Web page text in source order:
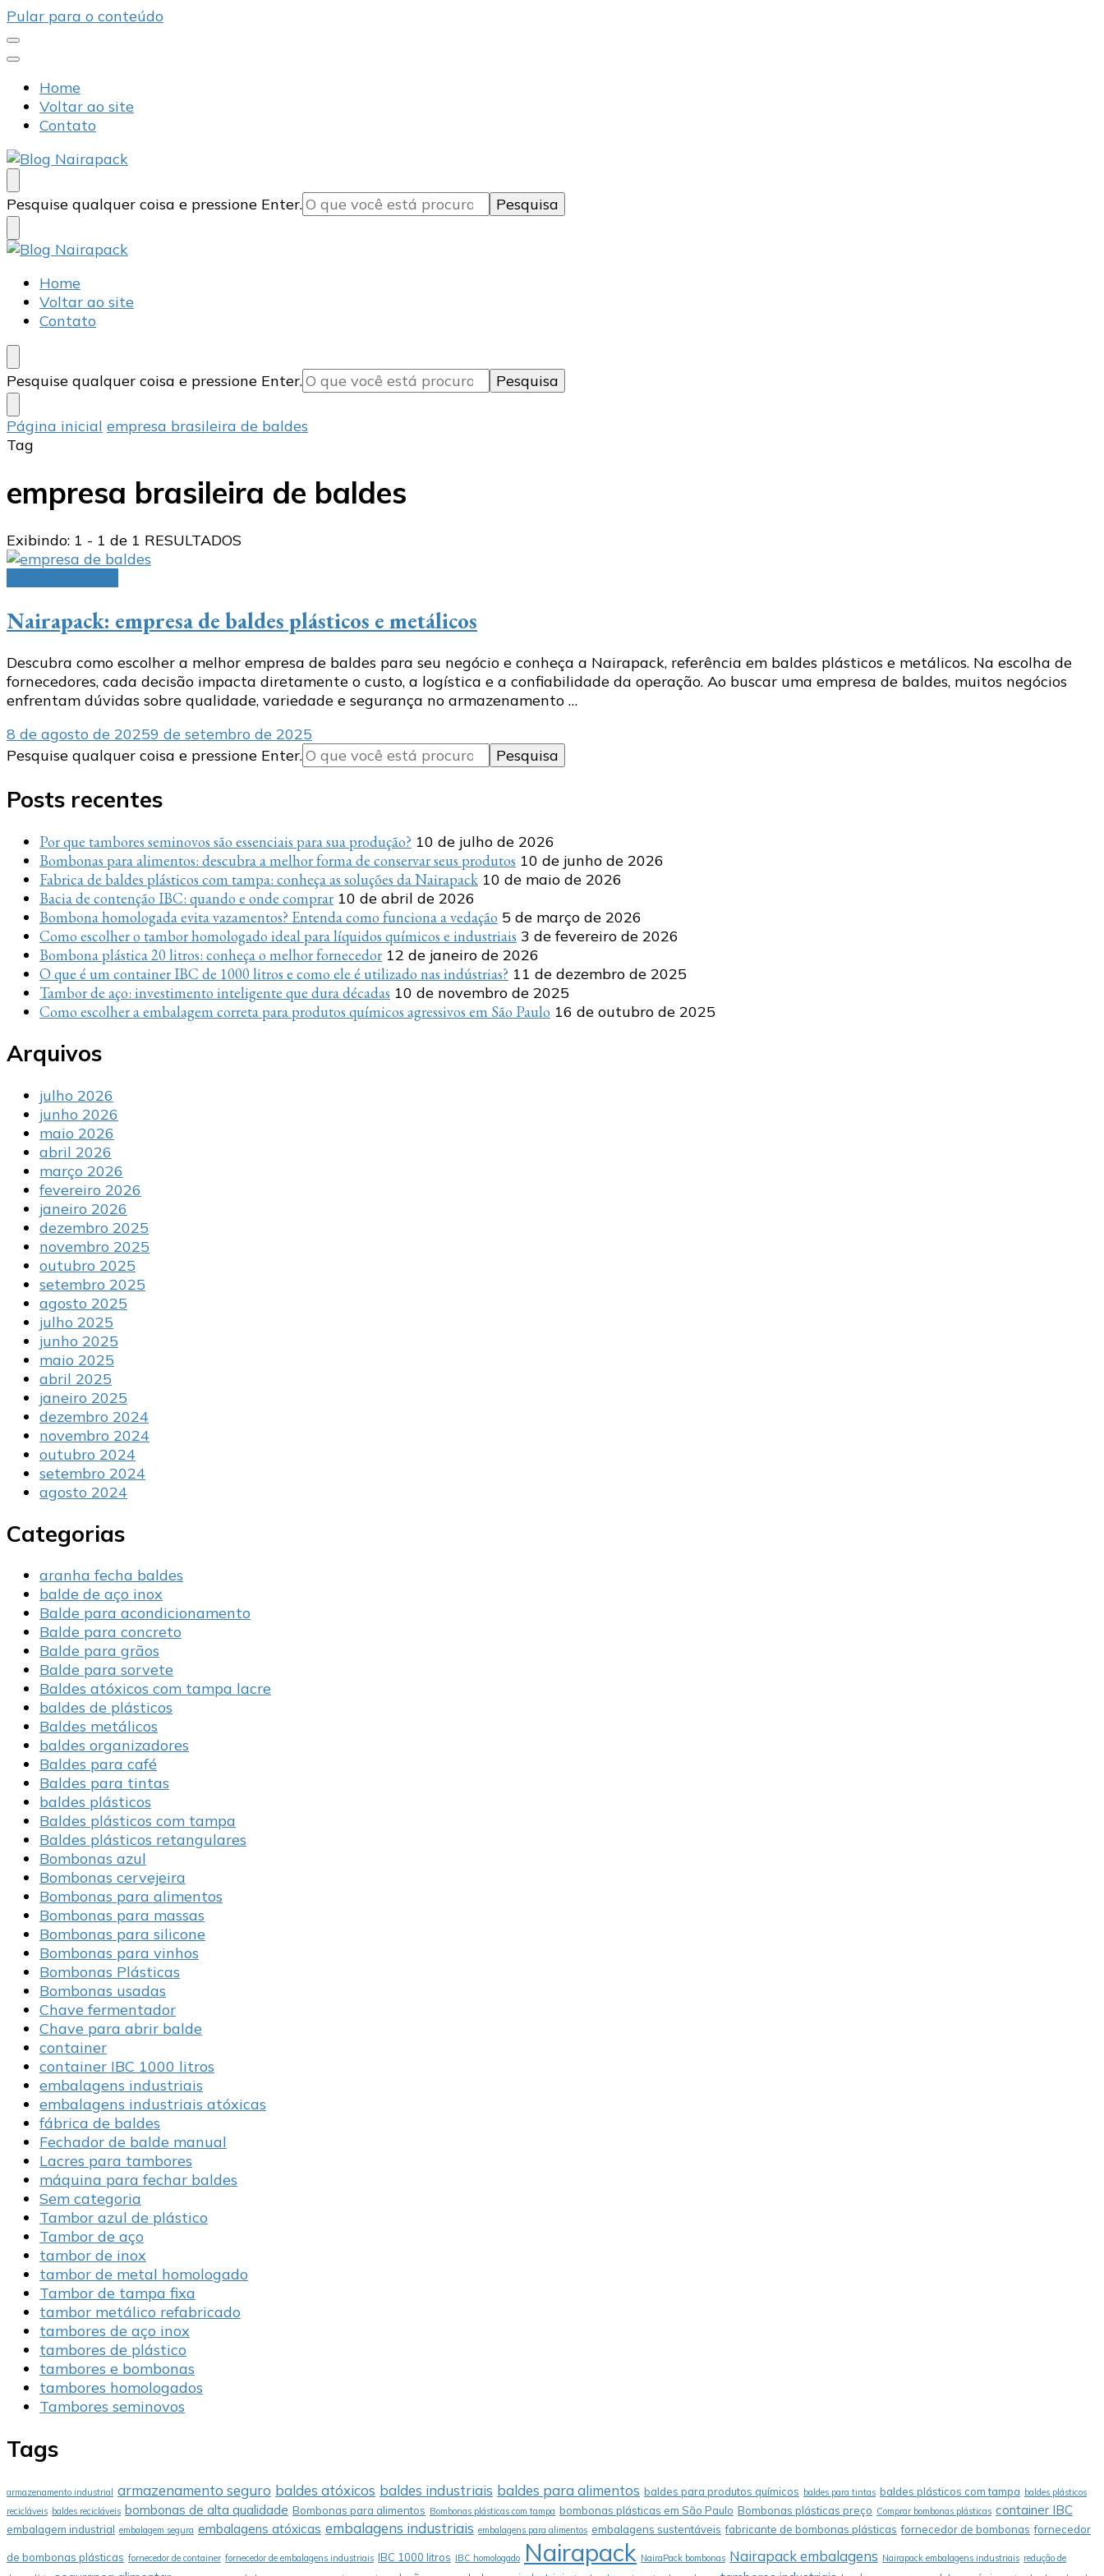
Pular para o conteúdo
Home
Voltar ao site
Contato
Blog Nairapack
Líder no Mercado de Embalagens
Procurando
algo?
Pesquise qualquer coisa e pressione Enter.
Blog Nairapack
Líder no Mercado de Embalagens
Home
Voltar ao site
Contato
Procurando
algo?
Pesquise qualquer coisa e pressione Enter.
Página inicial empresa brasileira de baldes
Tag
empresa brasileira de baldes
Exibindo: 1 - 1 de 1 RESULTADOS
Nairapack: empresa de baldes plásticos e metálicos
Descubra como escolher a melhor empresa de baldes para seu negócio e conheça a Nairapack, referência em baldes plásticos e metálicos. Na escolha de
fornecedores, cada decisão impacta diretamente o custo, a logística e a confiabilidade da operação. Ao buscar uma empresa de baldes, muitos negócios
enfrentam dúvidas sobre qualidade, variedade e segurança no armazenamento …
8 de agosto de 20259 de setembro de 2025
Procurando
Pesquise qualquer coisa e pressione Enter.
Posts recentes
Por que tambores seminovos são essenciais para sua produção? 10 de julho de 2026
Bombonas para alimentos: descubra a melhor forma de conservar seus produtos 10 de junho de 2026
Fabrica de baldes plásticos com tampa: conheça as soluções da Nairapack 10 de maio de 2026
Bacia de contenção IBC: quando e onde comprar 10 de abril de 2026
Bombona homologada evita vazamentos? Entenda como funciona a vedação 5 de março de 2026
Como escolher o tambor homologado ideal para líquidos químicos e industriais 3 de fevereiro de 2026
Bombona plástica 20 litros: conheça o melhor fornecedor 12 de janeiro de 2026
O que é um container IBC de 1000 litros e como ele é utilizado nas indústrias? 11 de dezembro de 2025
Tambor de aço: investimento inteligente que dura décadas 10 de novembro de 2025
Como escolher a embalagem correta para produtos químicos agressivos em São Paulo 16 de outubro de 2025
Arquivos
julho 2026
junho 2026
maio 2026
abril 2026
março 2026
fevereiro 2026
janeiro 2026
dezembro 2025
novembro 2025
outubro 2025
setembro 2025
agosto 2025
julho 2025
junho 2025
maio 2025
abril 2025
janeiro 2025
dezembro 2024
novembro 2024
outubro 2024
setembro 2024
agosto 2024
Categorias
aranha fecha baldes
balde de aço inox
Balde para acondicionamento
Balde para concreto
Balde para grãos
Balde para sorvete
Baldes atóxicos com tampa lacre
baldes de plásticos
Baldes metálicos
baldes organizadores
Baldes para café
Baldes para tintas
baldes plásticos
Baldes plásticos com tampa
Baldes plásticos retangulares
Bombonas azul
Bombonas cervejeira
Bombonas para alimentos
Bombonas para massas
Bombonas para silicone
Bombonas para vinhos
Bombonas Plásticas
Bombonas usadas
Chave fermentador
Chave para abrir balde
container
container IBC 1000 litros
embalagens industriais
embalagens industriais atóxicas
fábrica de baldes
Fechador de balde manual
Lacres para tambores
máquina para fechar baldes
Sem categoria
Tambor azul de plástico
Tambor de aço
tambor de inox
tambor de metal homologado
Tambor de tampa fixa
tambor metálico refabricado
tambores de aço inox
tambores de plástico
tambores e bombonas
tambores homologados
Tambores seminovos
Tags
armazenamento industrial armazenamento seguro baldes atóxicos baldes industriais baldes para alimentos baldes para produtos químicos baldes para tintas baldes plásticos com tampa baldes plásticos
recicláveis baldes recicláveis bombonas de alta qualidade Bombonas para alimentos Bombonas plásticas com tampa bombonas plásticas em São Paulo Bombonas plásticas preço Comprar bombonas plásticas container IBC
embalagem industrial embalagem segura embalagens atóxicas embalagens industriais embalagens para alimentos embalagens sustentáveis fabricante de bombonas plásticas fornecedor de bombonas fornecedor
de bombonas plásticas fornecedor de container fornecedor de embalagens industriais IBC 1000 litros IBC homologado Nairapack NairaPack bombonas Nairapack embalagens Nairapack embalagens industriais redução de